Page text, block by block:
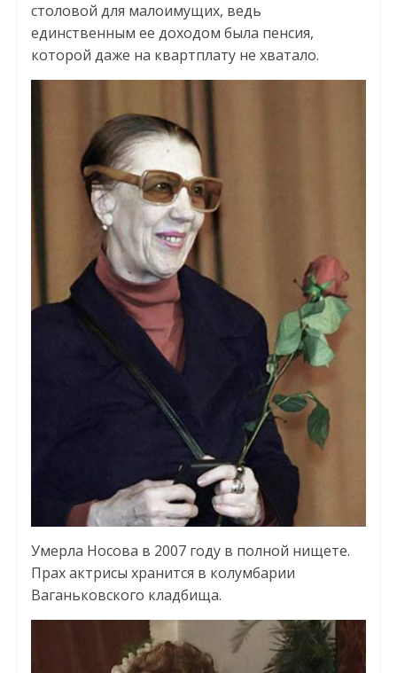
столовой для малоимущих, ведь
единственным ее доходом была пенсия,
которой даже на квартплату не хватало.
Умерла Носова в 2007 году в полной нищете.
Прах актрисы хранится в колумбарии
Ваганьковского кладбища.